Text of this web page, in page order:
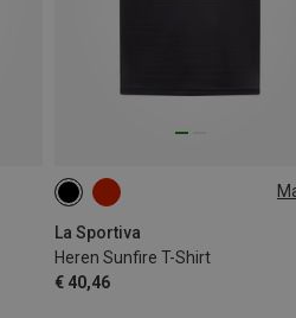
La Sportiva
Heren Sunfire T-Shirt
€ 40,46
S